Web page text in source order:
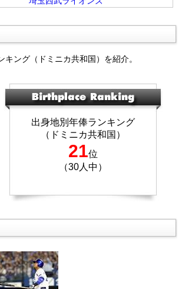
ング（ドミニカ共和国）を紹介。
出身地別年俸ランキング
（ドミニカ共和国）
21位
（30人中）